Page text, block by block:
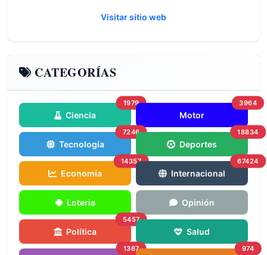
Visitar sitio web
CATEGORÍAS
Ciencia
1979
Motor
3964
Tecnología
7246
Deportes
18834
Economía
14357
Internacional
67424
Loteria Opinión
Política
5457
Salud
1367 974